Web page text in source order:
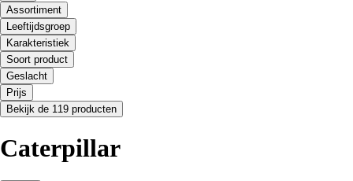
Assortiment
Leeftijdsgroep
Karakteristiek
Soort product
Geslacht
Prijs
Bekijk de 119 producten
Caterpillar